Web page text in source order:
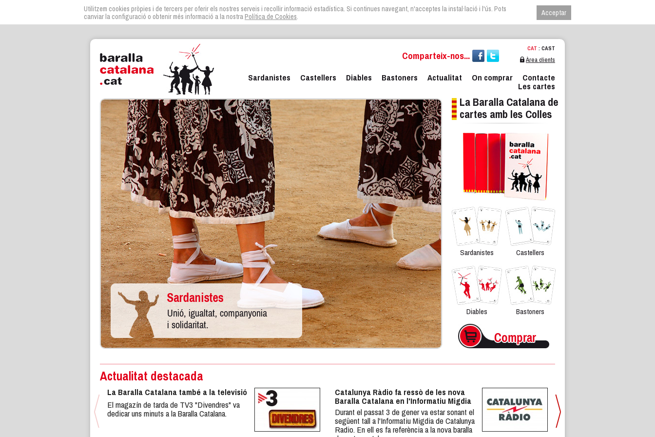
Utilitzem cookies pròpies i de tercers per oferir els nostres serveis i recollir informació estadística. Si continues navegant, n'acceptes la instal·lació i l'ús. Pots
canviar la configuració o obtenir més informació a la nostra Política de Cookies.
Comparteix-nos...
CAT : CAST
Àrea clients
Contacte
On comprar
Actualitat
Bastoners
Diables
Castellers
Sardanistes
Les cartes
La Baralla Catalana de
cartes amb les Colles
Sardanistes Castellers
Diables Bastoners
Actualitat destacada
La Baralla Catalana també a la televisió
El magazín de tarda de TV3 "Divendres" va
dedicar uns minuts a la Baralla Catalana.
Catalunya Ràdio fa ressò de les nova
Baralla Catalana en l'Informatiu Migdia
Durant el passat 3 de gener va estar sonant el
següent tall a l'Informatiu Migdia de Catalunya
Radio. En ell es fa referència a la nova baralla